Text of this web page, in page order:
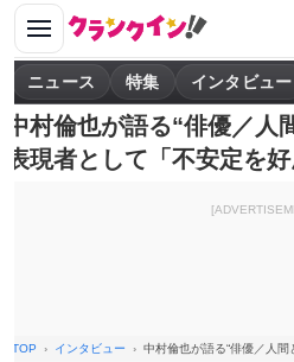
ニュース 特集 インタビュー
中村倫也が語る“俳優／
表現者として「不安定を
TOP インタビュー 中村倫也が語る“俳優／人